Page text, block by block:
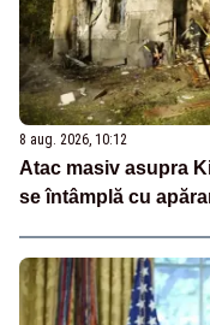
8 aug. 2026, 10:12
Atac masiv asupra
se întâmplă cu